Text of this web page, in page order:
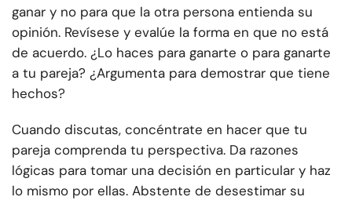
ganar y no para que la otra persona entienda su
opinión. Revísese y evalúe la forma en que no está
de acuerdo. ¿Lo haces para ganarte o para ganarte
a tu pareja? ¿Argumenta para demostrar que tiene
hechos?
Cuando discutas, concéntrate en hacer que tu
pareja comprenda tu perspectiva. Da razones
lógicas para tomar una decisión en particular y haz
lo mismo por ellas. Abstente de desestimar su